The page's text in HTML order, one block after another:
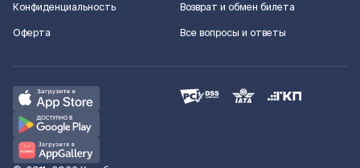
Конфиденциальность
Оферта
Возврат и обмен билета
Все вопросы и ответы